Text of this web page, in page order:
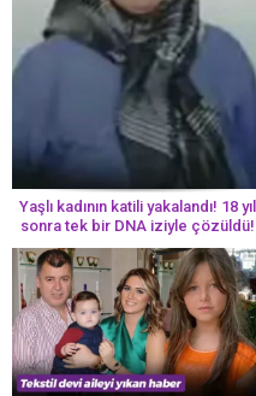
Yaşlı kadının katili yakalandı! 18 yıl
sonra tek bir DNA iziyle çözüldü!